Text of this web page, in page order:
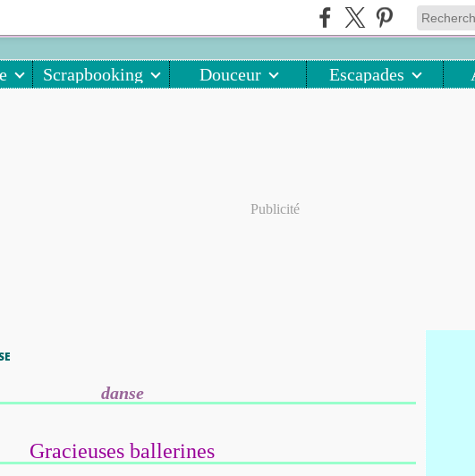
Scrapbooking Douceur Escapades
Publicité
danse
Gracieuses ballerines